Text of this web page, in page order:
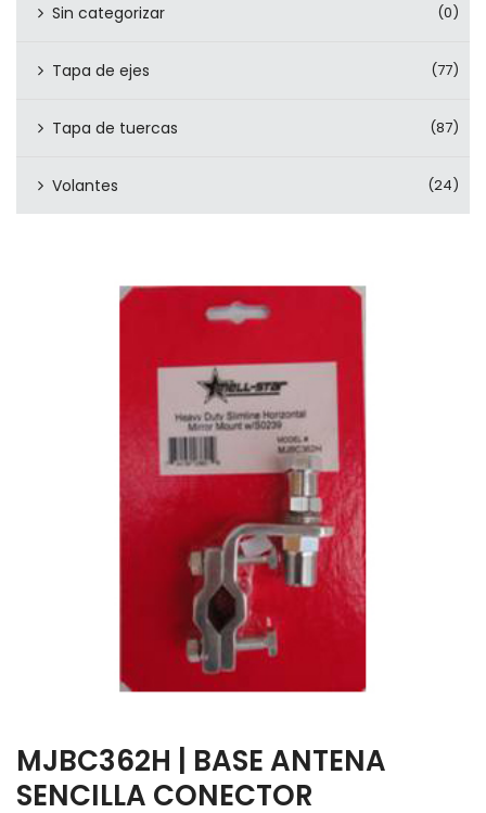
Sin categorizar (0)
Tapa de ejes (77)
Tapa de tuercas (87)
Volantes (24)
MJBC362H | BASE ANTENA
SENCILLA CONECTOR